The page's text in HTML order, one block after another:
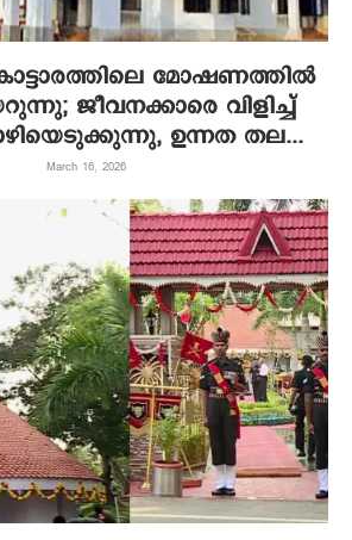
മോഷണത്തിൽ
ജീവനക്കാരെ വിളിച്ച്
ഉന്നത തല...
March 16, 2026